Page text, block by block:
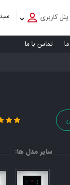
پنل کاربری
تماس با ما
سایر مدل ها: